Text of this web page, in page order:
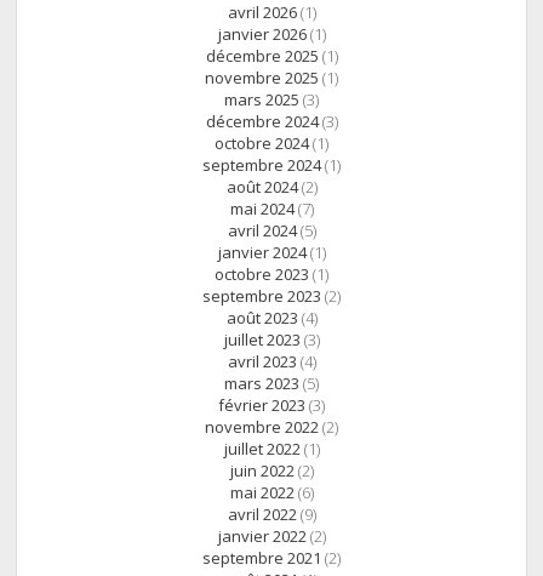
avril 2026(1)
janvier 2026(1)
décembre 2025 (1)
novembre 2025 (1)
mars 2025 (3)
décembre 2024(3)
octobre 2024(1)
septembre 2024(1)
août 2024(2)
mai 2024(7)
avril 2024(5)
janvier 2024(1)
octobre 2023 (1)
septembre 2023 (2)
août 2023 (4)
juillet 2023 (3)
avril 2023 (4)
mars 2023 (5)
février 2023 (3)
novembre 2022(2)
juillet 2022(1)
juin 2022(2)
mai 2022(6)
avril 2022(9)
janvier 2022(2)
septembre 2021 (2)